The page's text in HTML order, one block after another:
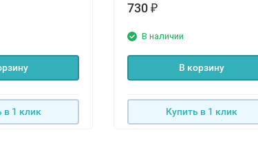
в 1 клик
730 ₽
В наличии
В корзину
Купить в 1 клик